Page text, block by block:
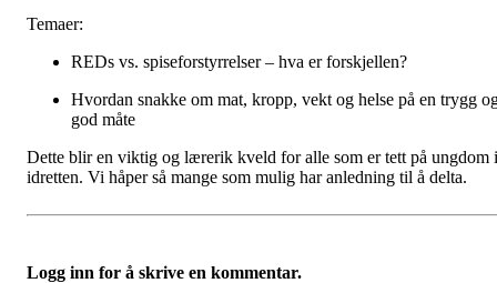
Temaer:
REDs vs. spiseforstyrrelser – hva er forskjellen?
Hvordan snakke om mat, kropp, vekt og helse på en trygg
god måte
Dette blir en viktig og lærerik kveld for alle som er tett på ungdom i
idretten. Vi håper så mange som mulig har anledning til å delta.
Logg inn for å skrive en kommentar.